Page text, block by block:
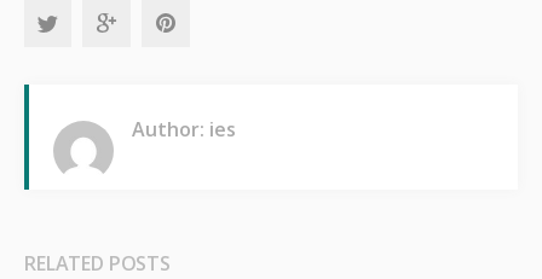
Author: ies
RELATED POSTS